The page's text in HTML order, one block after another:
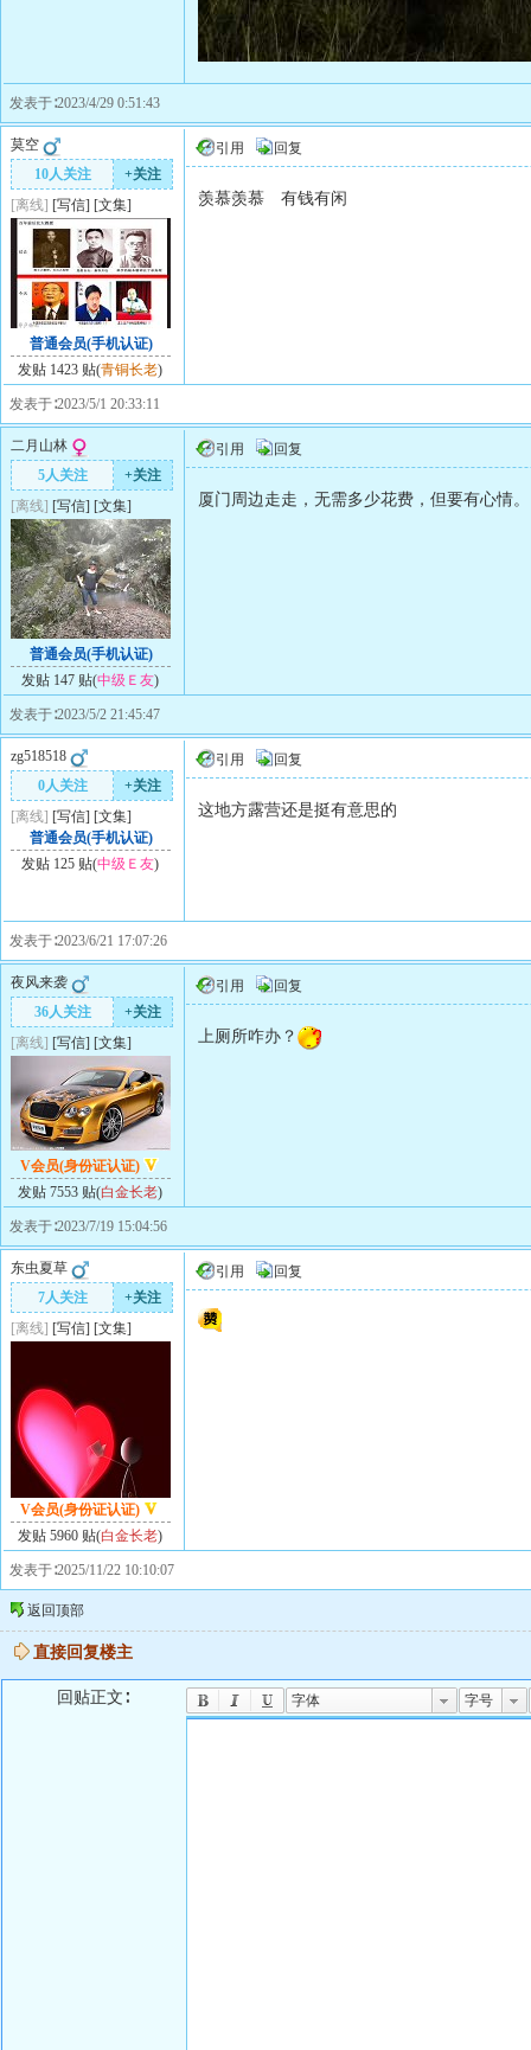
发表于∶2023/4/29 0:51:43
莫空
10人关注
+关注
[离线] [写信] [文集]
普通会员(手机认证)
发贴 1423 贴(青铜长老)
引用 回复
羡慕羡慕 有钱有闲
发表于∶2023/5/1 20:33:11
二月山林
5人关注
+关注
[离线] [写信] [文集]
普通会员(手机认证)
发贴 147 贴(中级Ｅ友)
引用 回复
厦门周边走走，无需多少花费，但要有心情。
发表于∶2023/5/2 21:45:47
zg518518
0人关注
+关注
[离线] [写信] [文集]
普通会员(手机认证)
发贴 125 贴(中级Ｅ友)
引用 回复
这地方露营还是挺有意思的
发表于∶2023/6/21 17:07:26
夜风来袭
36人关注
+关注
[离线] [写信] [文集]
V会员(身份证认证)
发贴 7553 贴(白金长老)
引用 回复
上厕所咋办？
发表于∶2023/7/19 15:04:56
东虫夏草
7人关注
+关注
[离线] [写信] [文集]
V会员(身份证认证)
发贴 5960 贴(白金长老)
引用 回复
发表于∶2025/11/22 10:10:07
返回顶部
直接回复楼主
回贴正文∶ 字体 字号